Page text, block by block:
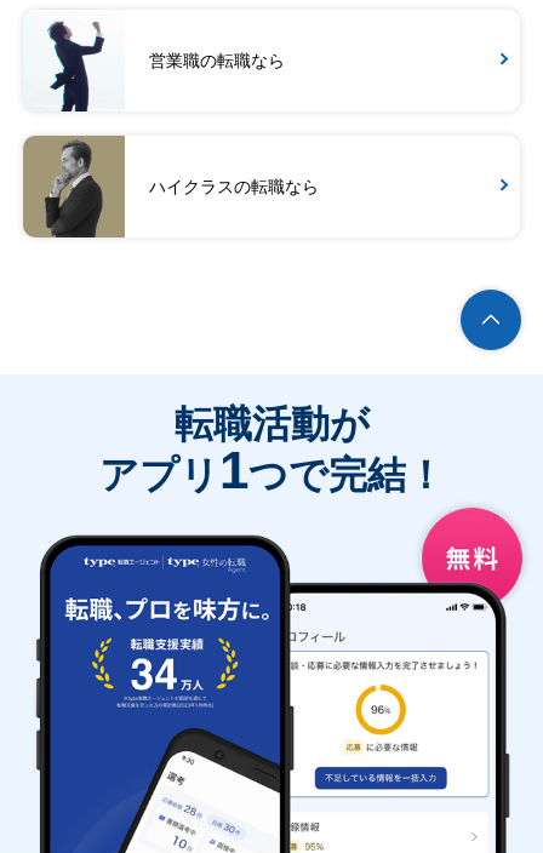
営業職の転職なら
ハイクラスの転職なら
転職活動が
アプリ 1つで完結！